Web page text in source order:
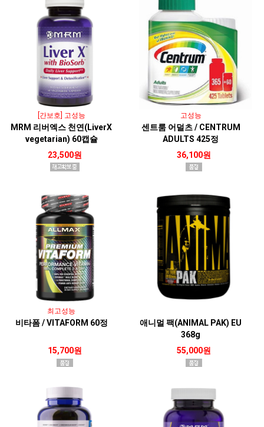
[간보호] 고성능
MRM 리버엑스 천연(LiverX
vegetarian) 60캡슐
23,500원
고성능
센트룸 어덜츠 / CENTRUM
ADULTS 425정
36,100원
최고성능
비타폼 / VITAFORM 60정
15,700원
애니멀 팩(ANIMAL PAK) EU
368g
55,000원